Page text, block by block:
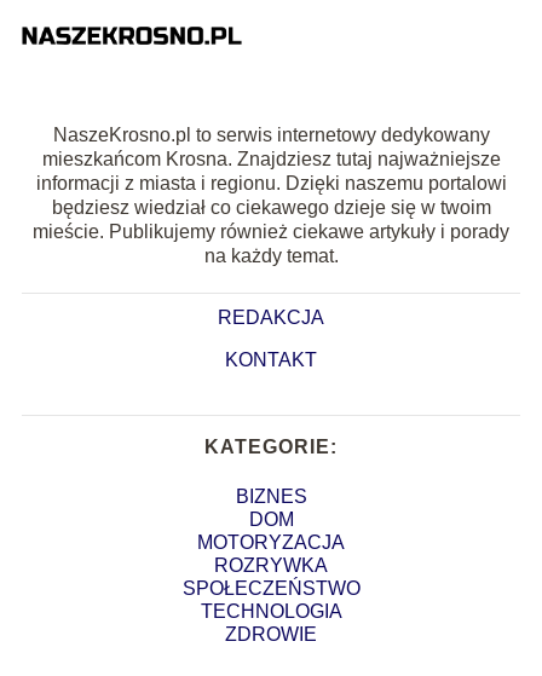
NaszeKrosno.pl to serwis internetowy dedykowany
mieszkańcom Krosna. Znajdziesz tutaj najważniejsze
informacji z miasta i regionu. Dzięki naszemu portalowi
będziesz wiedział co ciekawego dzieje się w twoim
mieście. Publikujemy również ciekawe artykuły i porady
na każdy temat.
REDAKCJA
KONTAKT
KATEGORIE:
BIZNES
DOM
MOTORYZACJA
ROZRYWKA
SPOŁECZEŃSTWO
TECHNOLOGIA
ZDROWIE